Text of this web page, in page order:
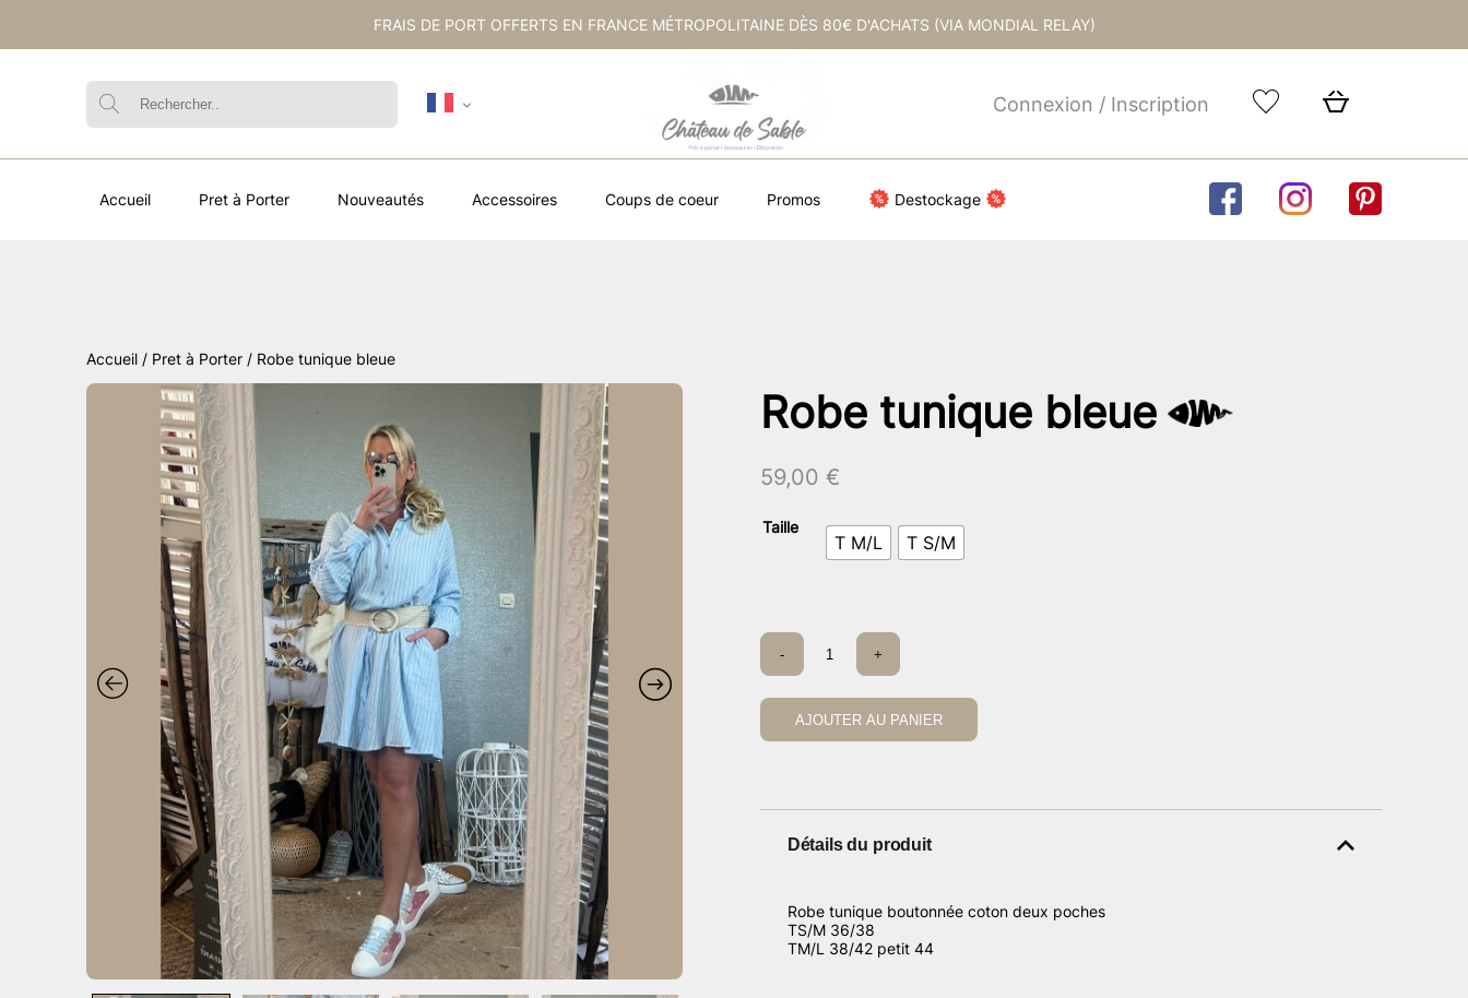
FRAIS DE PORT OFFERTS EN FRANCE MÉTROPOLITAINE DÈS 80€ D'ACHATS (VIA MONDIAL RELAY)
Connexion / Inscription
Accueil Pret à Porter Nouveautés Accessoires Coups de coeur Promos Destockage
Accueil / Pret à Porter / Robe tunique bleue
Robe tunique bleue
59,00 €
Taille
T M/L T S/M
quantité
Robe
tunique
bleue
- +
AJOUTER AU PANIER
Détails du produit
Robe tunique boutonnée coton deux poches
TS/M 36/38
TM/L 38/42 petit 44